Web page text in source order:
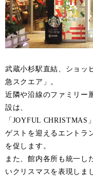
武蔵小杉駅直結、ショッ
急スクエア」。
近隣や沿線のファミリー
設は、
「JOYFUL CHRISTMAS
ゲストを迎えるエントラ
を促します。
また、館内各所も統一し
いクリスマスを表現しま